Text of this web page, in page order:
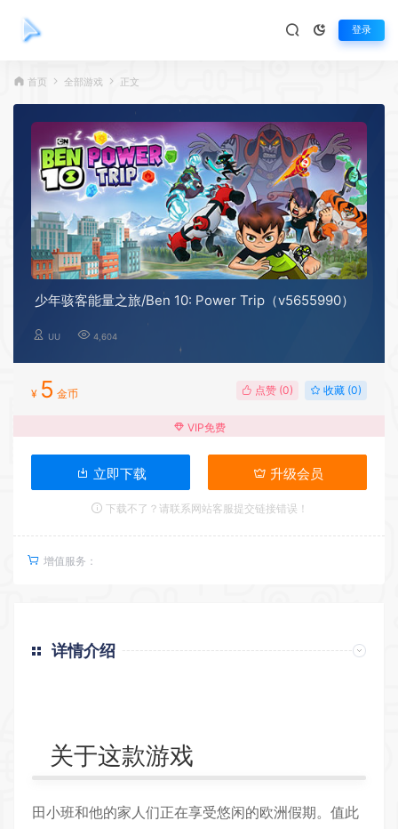
登录
首页 全部游戏 正文
少年骇客能量之旅/Ben 10: Power Trip（v5655990）
UU 4,604
¥ 5 金币 点赞 (0) 收藏 (0)
VIP免费
立即下载 升级会员
下载不了？请联系网站客服提交链接错误！
增值服务：
详情介绍
关于这款游戏
田小班和他的家人们正在享受悠闲的欧洲假期。值此